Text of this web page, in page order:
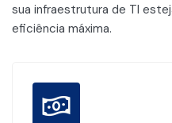
sua infraestrutura de TI
eficiência máxima.